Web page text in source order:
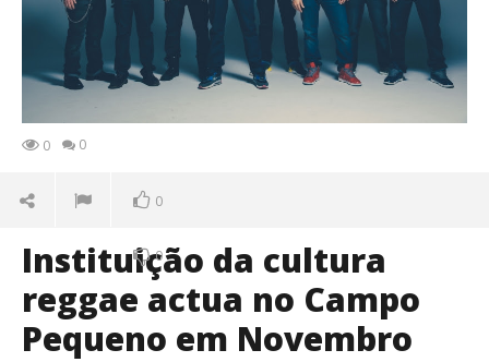
0 0
0
0
Instituição da cultura
reggae actua no Campo
Pequeno em Novembro